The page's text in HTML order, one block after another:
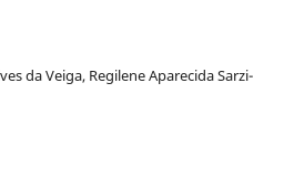
da Veiga, Regilene Aparecida Sarzi-